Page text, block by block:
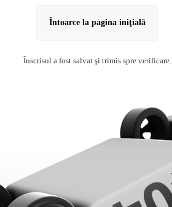
Întoarce la pagina iniţială
Înscrisul a fost salvat şi trimis spre verificare.